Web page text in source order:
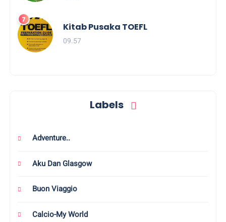
Kitab Pusaka TOEFL
09.57
Labels
Adventure..
Aku Dan Glasgow
Buon Viaggio
Calcio-My World